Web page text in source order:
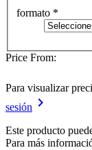
formato *
Price From:
Para visualizar
sesión keyboard_arrow_right
Este producto
Para más